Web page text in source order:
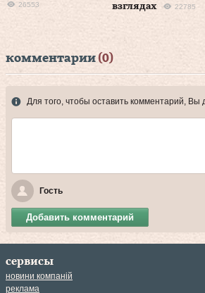
26553
взглядах
22785
комментарии(0)
Для того, чтобы оставить комментарий, Вы
Гость
Добавить комментарий
сервисы
новини компаній
реклама